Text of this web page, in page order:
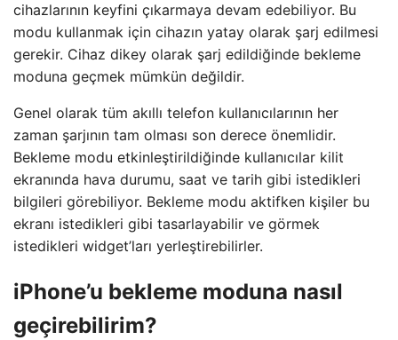
cihazlarının keyfini çıkarmaya devam edebiliyor. Bu
modu kullanmak için cihazın yatay olarak şarj edilmesi
gerekir. Cihaz dikey olarak şarj edildiğinde bekleme
moduna geçmek mümkün değildir.
Genel olarak tüm akıllı telefon kullanıcılarının her
zaman şarjının tam olması son derece önemlidir.
Bekleme modu etkinleştirildiğinde kullanıcılar kilit
ekranında hava durumu, saat ve tarih gibi istedikleri
bilgileri görebiliyor. Bekleme modu aktifken kişiler bu
ekranı istedikleri gibi tasarlayabilir ve görmek
istedikleri widget’ları yerleştirebilirler.
iPhone’u bekleme moduna nasıl
geçirebilirim?